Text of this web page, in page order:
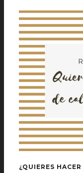
¿QUIERES